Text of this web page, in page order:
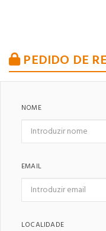
PEDIDO DE
NOME
EMAIL
LOCALIDADE